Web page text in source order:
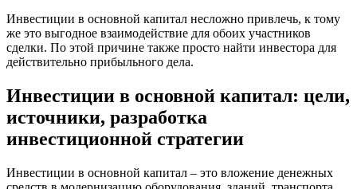
Инвестиции в основной капитал несложно привлечь, к тому
же это выгодное взаимодействие для обоих участников
сделки. По этой причине также просто найти инвестора для
действительно прибыльного дела.
Инвестиции в основной капитал: цели,
источники, разработка
инвестиционной стратегии
Инвестиции в основной капитал – это вложение денежных